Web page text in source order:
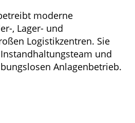
moderne
, Lager- und
Logistikzentren. Sie
und
Anlagenbetrieb.